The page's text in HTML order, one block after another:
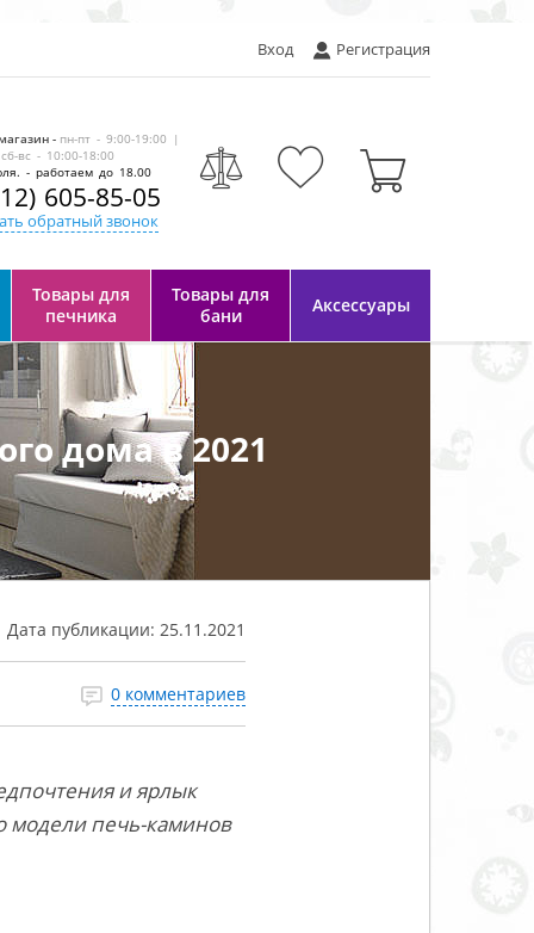
Вход Регистрация
- пн-пт - 9:00-19:00 |
сб-вс - 10:00-18:00
- работаем до 18.00
605-85-05
обратный звонок
Товары для
печника
Товары для
бани
Аксессуары
дома в 2021
Дата публикации: 25.11.2021
0 комментариев
и ярлык
модели печь-каминов